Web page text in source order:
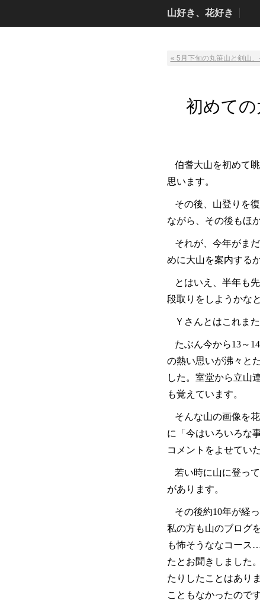
山好き、花好き
« 5月下旬の丸笹山と剣山
初めて
伯耆大山を初めて
思います。
その後、山登りを
ながら、その後もほ
それが、今年がま
めに大山を案内する
とはいえ、半年も
段取りをしようかな
Ｙさんとはこれま
たぶん今から13～
の熱い思いが沸々と
した。室堂から立山
も覚えています。
そんな山の画像を
に「今はいろいろな
コメントをよせてい
若い時に山に登っ
があります。
その後約10年が経
私の方も山のブログ
も怖そうななコース
たとお聞きしました
たりしたことはあり
こともなかったのです